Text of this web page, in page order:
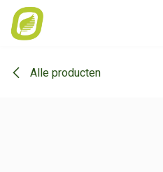
Overslaan naar inhoud
Alle producten